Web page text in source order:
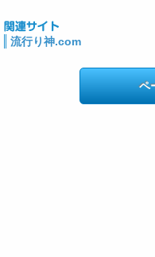
流行り神.com
ペ